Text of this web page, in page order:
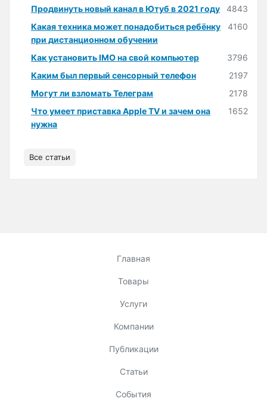
Продвинуть новый канал в Ютуб в 2021 году
4843
Какая техника может понадобиться ребёнку
при дистанционном обучении
4160
Как установить IMO на свой компьютер
3796
Каким был первый сенсорный телефон
2197
Могут ли взломать Телеграм
2178
Что умеет приставка Apple TV и зачем она
нужна
1652
Все статьи
Главная
Товары
Услуги
Компании
Публикации
Статьи
События